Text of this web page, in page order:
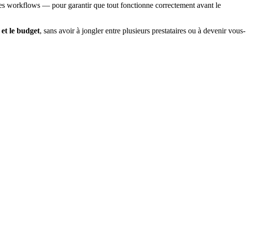
workflows — pour garantir que tout fonctionne correctement avant le
le budget, sans avoir à jongler entre plusieurs prestataires ou à devenir vous-